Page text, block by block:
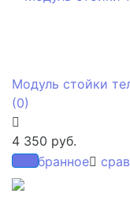
избранное
Модуль стойки
(0)
4 350 руб.